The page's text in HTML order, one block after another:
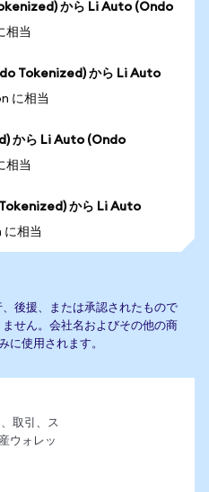
から Li Auto (Ondo
相当
Tokenized) から Li Auto
に相当
から Li Auto (Ondo
相当
から Li Auto
に相当
後援、または承認されたもので
せん。会社名およびその他の商
に使用されます。
取引、ス
ウォレッ